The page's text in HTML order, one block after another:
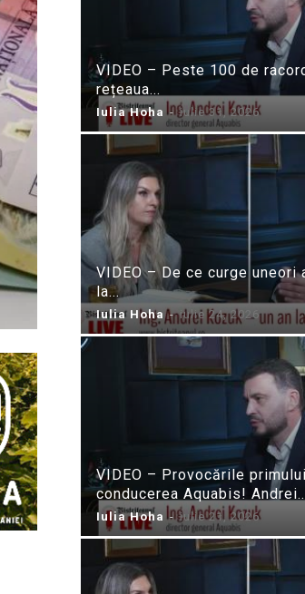
VIDEO – Peste 100 de
rețeaua...
Iulia Hoha - iulie 31, 2026
VIDEO – De ce curge uneori
la...
Iulia Hoha - iulie 24, 2026
VIDEO – Provocările
conducerea Aquabis!
Iulia Hoha - iulie 21, 2026